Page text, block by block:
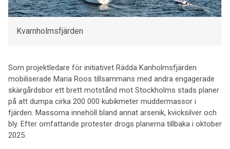
Kvarnholmsfjärden
Som projektledare för initiativet Rädda Kanholmsfjärden
mobiliserade Maria Roos tillsammans med andra engagerade
skärgårdsbor ett brett motstånd mot Stockholms stads planer
på att dumpa cirka 200 000 kubikmeter muddermassor i
fjärden. Massorna innehöll bland annat arsenik, kvicksilver och
bly. Efter omfattande protester drogs planerna tillbaka i oktober
2025.